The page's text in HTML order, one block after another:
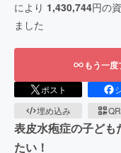
により 1,430,744円の
ました
もう一
ポスト
埋め込み
表皮水疱症の子ども
たい！